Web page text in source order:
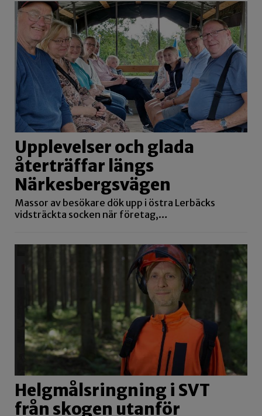
Upplevelser och glada
återträffar längs
Närkesbergsvägen
Massor av besökare dök upp i östra Lerbäcks
vidsträckta socken när företag,…
Helgmålsringning i SVT
från skogen utanför